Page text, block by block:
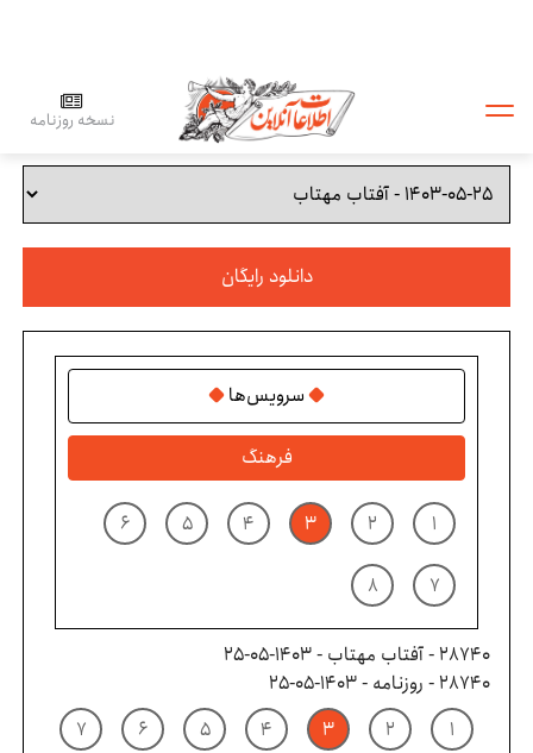
نسخه روزنامه
دانلود رایگان
سرویس‌ها
فرهنگ
۱ ۲ ۳ ۴ ۵ ۶
۷ ۸
28740 - آفتاب مهتاب - ۱۴۰۳-۰۵-۲۵
28740 - روزنامه - ۱۴۰۳-۰۵-۲۵
۱
۲ ۳ ۴ ۵ ۶ ۷